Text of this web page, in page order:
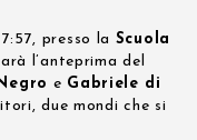
presso la Scuola
l’anteprima del
e Gabriele di
due mondi che si